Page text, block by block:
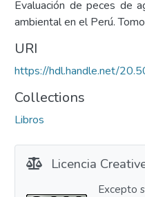
Evaluación de peces de
ambiental en el Perú.
URI
https://hdl.handle.net/
Collections
Libros
Licencia
Excepto